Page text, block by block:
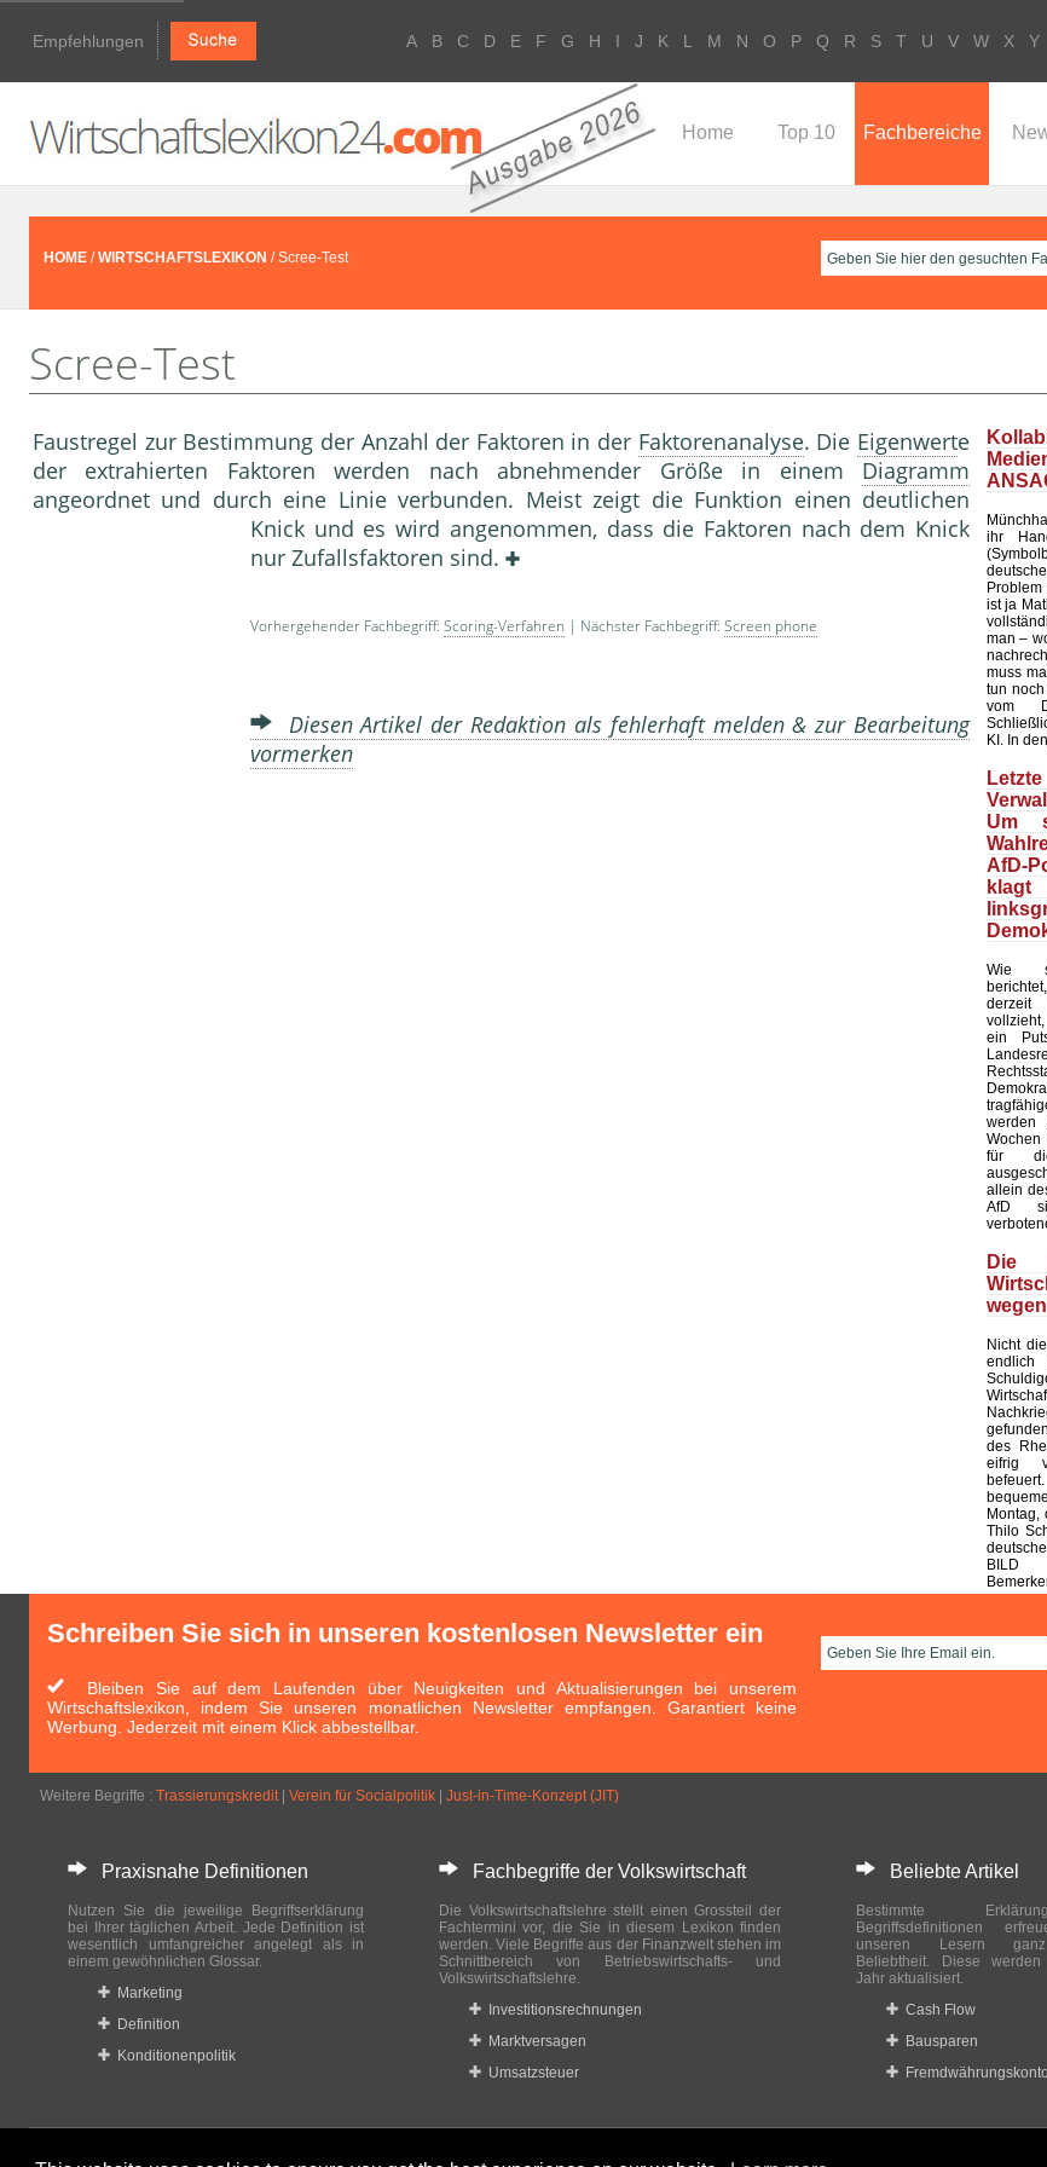
Empfehlungen A B C D E F G H I J K L M N O P Q R S T U V W X Y
Home Top 10 Fachbereiche
HOME /WIRTSCHAFTSLEXIKON / Scree-Test
Scree-Test
Faustregel zur Bestimmung der Anzahl der Faktoren in der Faktorenanalyse. Die Eigenwerte
der extrahierten Faktoren werden nach abnehmender Größe in einem Diagramm
angeordnet und durch eine Linie verbunden. Meist zeigt die Funktion einen deutlichen
Knick und es wird angenommen, dass die Faktoren nach dem Knick
nur Zu­fallsfaktoren sind.
Vorhergehender Fachbegriff: Scoring-Verfahren | Nächster Fachbegriff: Screen phone
Diesen Artikel der Redaktion als fehlerhaft melden & zur Bearbeitung
vormerken
ihr
ist ja
man –
muss
tun
vom
KI. In
Um
AfD-
Wie
derzeit
ein
werden
für die
allein
AfD
Die
Nicht
des
eifrig
Montag,
Thilo
Schreiben Sie sich in unseren kostenlosen Newsletter ein
Bleiben Sie auf dem Laufenden über Neuigkeiten und Aktualisierungen bei unserem
Wirtschaftslexikon, indem Sie unseren monatlichen Newsletter empfangen. Garantiert keine
Werbung. Jederzeit mit einem Klick abbestellbar.
Weitere Begriffe : Trassierungskredit| Verein für Socialpolitik Just-in-Time-Konzept (JIT)
Praxisnahe Definitionen
Nutzen Sie die jeweilige Begriffserklärung
bei Ihrer täglichen Arbeit. Jede Definition ist
wesentlich umfangreicher angelegt als in
einem gewöhnlichen Glossar.
Marketing
Definition
Konditionenpolitik
Fachbegriffe der Volkswirtschaft
Die Volkswirtschaftslehre stellt einen Grossteil der
Fachtermini vor, die Sie in diesem Lexikon finden
werden. Viele Begriffe aus der Finanzwelt stehen im
Schnittbereich von Betriebswirtschafts- und
Volkswirtschaftslehre.
Investitionsrechnungen
Marktversagen
Umsatzsteuer
Beliebte Artikel
Bestimmte
Begriffsdefinitionen
unseren Lesern
Beliebtheit. Diese
Jahr aktualisiert.
Cash Flow
Bausparen
Fremdwährungskonto